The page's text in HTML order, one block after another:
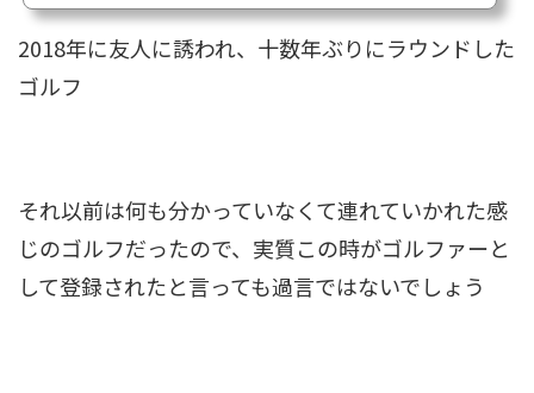
そ・・・ コースの方も、もしかしたら20年ぶり位かもしれません今回プレイしたの
2018年に友人に誘われ、十数年ぶりにラウンドした
ゴルフ
それ以前は何も分かっていなくて連れていかれた感
じのゴルフだったので、実質この時がゴルファーと
して登録されたと言っても過言ではないでしょう